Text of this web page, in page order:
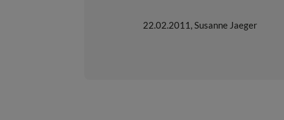
22.02.2011 ,Susanne Jaeger